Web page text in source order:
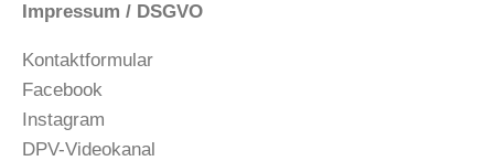
Impressum / DSGVO
Kontaktformular
Facebook
Instagram
DPV-Videokanal